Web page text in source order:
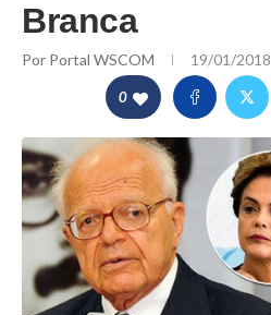
Branca
Por Portal WSCOM 19/01/2018
0